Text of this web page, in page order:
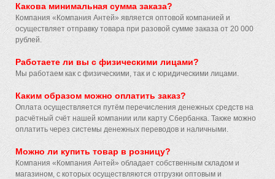
Какова минимальная сумма заказа?
Компания «Компания Антей» является оптовой компанией и
осуществляет отправку товара при разовой сумме заказа от 20 000
рублей.
Работаете ли вы с физическими лицами?
Мы работаем как с физическими, так и с юридическими лицами.
Каким образом можно оплатить заказ?
Оплата осуществляется путём перечисления денежных средств на
расчётный счёт нашей компании или карту Сбербанка. Также можно
оплатить через системы денежных переводов и наличными.
Можно ли купить товар в розницу?
Компания «Компания Антей» обладает собственным складом и
магазином, с которых осуществляются отгрузки оптовым и